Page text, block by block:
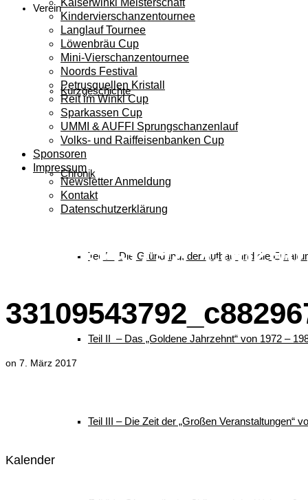
Verein
Kurzgeschichte
Chronik
Teil I – Die Gründung, der Aufbau und die
Teil II – Das „Goldene Jahrzehnt“ von 1972 –
Teil III – Die Zeit der „Großen Veranstaltungen“
Kaiserwinkl Meisterschaft
Kindervierschanzentournee
Langlauf Tournee
Löwenbräu Cup
Mini-Vierschanzentournee
Noords Festival
Petrusquellen Kristall
Reit im Winkl Cup
Sparkassen Cup
UMMI & AUFFI Sprungschanzenlauf
Volks- und Raiffeisenbanken Cup
Sponsoren
Impressum
Newsletter Anmeldung
Kontakt
Datenschutzerklärung
on 7. März 2017
Kalender